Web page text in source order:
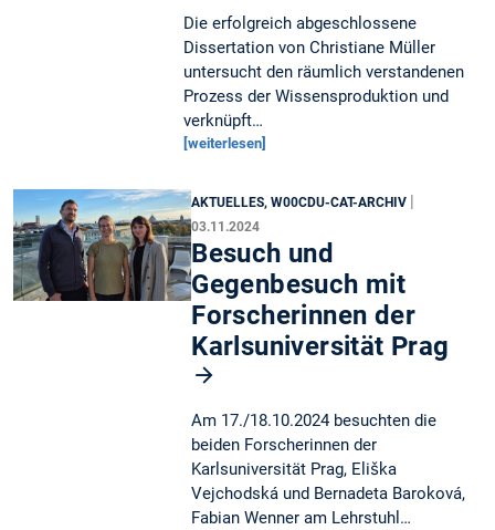
Die erfolgreich abgeschlossene
Dissertation von Christiane Müller
untersucht den räumlich verstandenen
Prozess der Wissensproduktion und
verknüpft…
[weiterlesen]
AKTUELLES, W00CDU-CAT-ARCHIV |
03.11.2024
Besuch und
Gegenbesuch mit
Forscherinnen der
Karlsuniversität Prag
Am 17./18.10.2024 besuchten die
beiden Forscherinnen der
Karlsuniversität Prag, Eliška
Vejchodská und Bernadeta Baroková,
Fabian Wenner am Lehrstuhl…